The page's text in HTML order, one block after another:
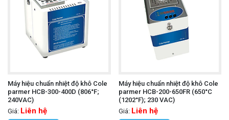
Máy hiệu chuẩn nhiệt độ khô Cole
parmer HCB-300-400D (806°F;
240VAC)
Giá: Liên hệ
Máy hiệu chuẩn nhiệt độ khô Cole
parmer HCB-200-650FR (650°C
(1202°F); 230 VAC)
Giá: Liên hệ